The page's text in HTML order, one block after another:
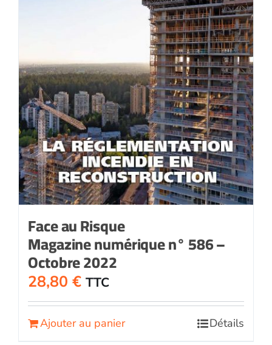
Face au Risque
Magazine numérique n° 586 –
Octobre 2022
28,80 € TTC
Ajouter au panier Détails